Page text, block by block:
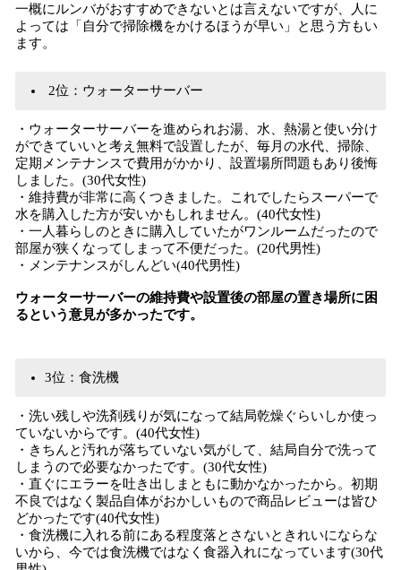
一概にルンバがおすすめできないとは言えないですが、人に
よっては「自分で掃除機をかけるほうが早い」と思う方もい
ます。
2位：ウォーターサーバー
・ウォーターサーバーを進められお湯、水、熱湯と使い分け
ができていいと考え無料で設置したが、毎月の水代、掃除、
定期メンテナンスで費用がかかり、設置場所問題もあり後悔
しました。(30代女性)
・維持費が非常に高くつきました。これでしたらスーパーで
水を購入した方が安いかもしれません。(40代女性)
・一人暮らしのときに購入していたがワンルームだったので
部屋が狭くなってしまって不便だった。(20代男性)
・メンテナンスがしんどい(40代男性)
ウォーターサーバーの維持費や設置後の部屋の置き場所に困
るという意見が多かったです。
3位：食洗機
・洗い残しや洗剤残りが気になって結局乾燥ぐらいしか使っ
ていないからです。(40代女性)
・きちんと汚れが落ちていない気がして、結局自分で洗って
しまうので必要なかったです。(30代女性)
・直ぐにエラーを吐き出しまともに動かなかったから。初期
不良ではなく製品自体がおかしいもので商品レビューは皆ひ
どかったです(40代女性)
・食洗機に入れる前にある程度落とさないときれいにならな
いから、今では食洗機ではなく食器入れになっています(30代